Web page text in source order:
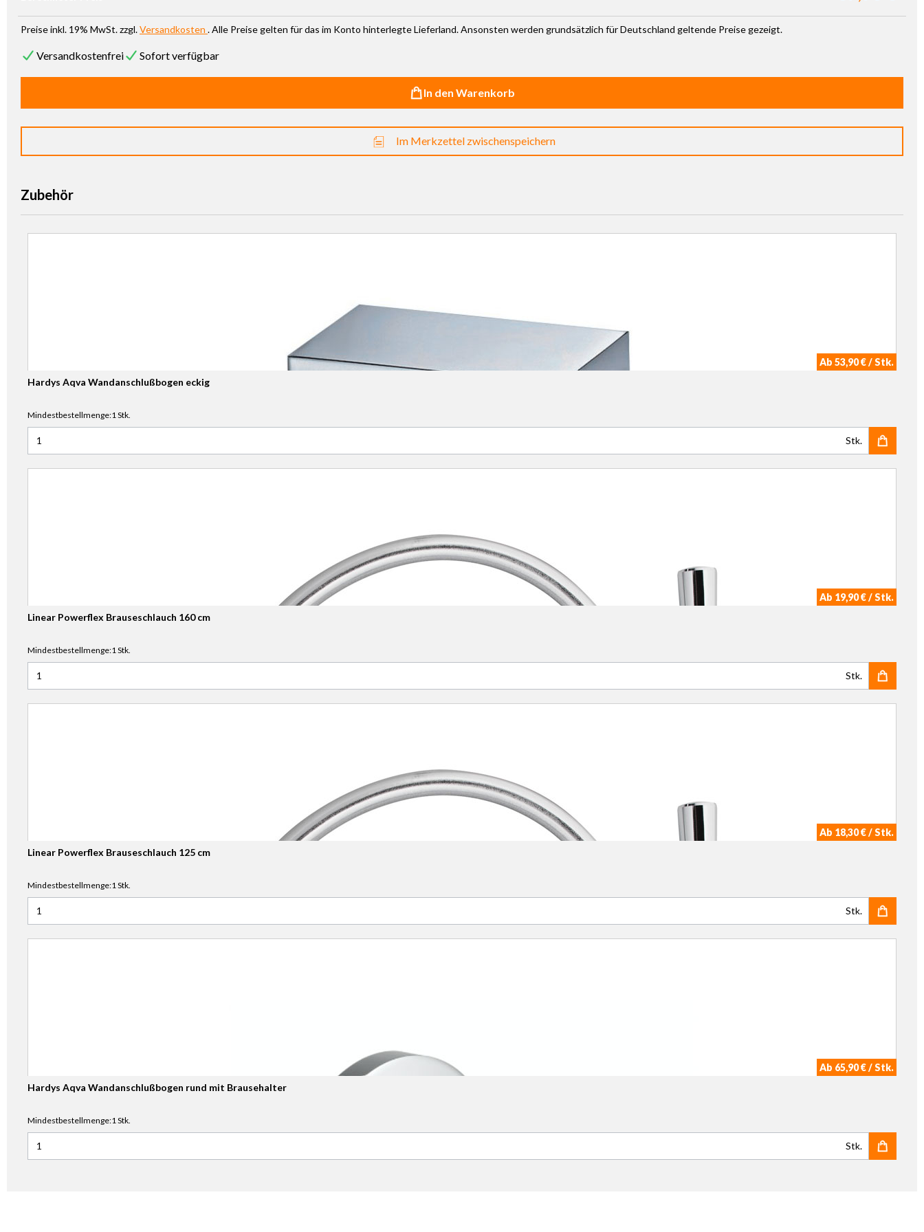
Preise inkl. 19% MwSt. zzgl.Versandkosten . Alle Preise gelten für das im Konto hinterlegte Lieferland. Ansonsten werden grundsätzlich für Deutschland geltende Preise gezeigt.
Versandkostenfrei Sofort verfügbar
In den Warenkorb
Im Merkzettel zwischenspeichern
Zubehör
Ab 53,90 € / Stk.
Hardys Aqva Wandanschlußbogen eckig
Mindestbestellmenge:1 Stk.
Anzahl für Hardys Aqva Wandanschlußbogen eckig
Stk.
Ab 19,90 € / Stk.
Linear Powerflex Brauseschlauch 160 cm
Mindestbestellmenge:1 Stk.
Anzahl für Linear Powerflex Brauseschlauch 160 cm
Stk.
Ab 18,30 € / Stk.
Linear Powerflex Brauseschlauch 125 cm
Mindestbestellmenge:1 Stk.
Anzahl für Linear Powerflex Brauseschlauch 125 cm
Stk.
Ab 65,90 € / Stk.
Hardys Aqva Wandanschlußbogen rund mit Brausehalter
Mindestbestellmenge:1 Stk.
Anzahl für Hardys Aqva Wandanschlußbogen rund mit Brausehalter
Stk.